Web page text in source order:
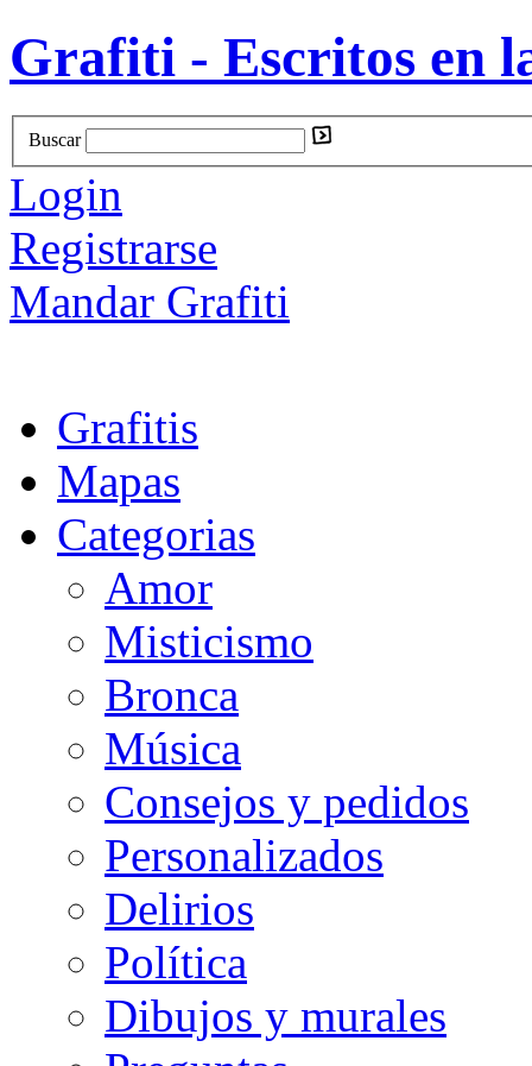
Grafiti - Escritos en
Buscar
Login
Registrarse
Mandar Grafiti
Grafitis
Mapas
Categorias
Amor
Misticismo
Bronca
Música
Consejos y pedidos
Personalizados
Delirios
Política
Dibujos y murales